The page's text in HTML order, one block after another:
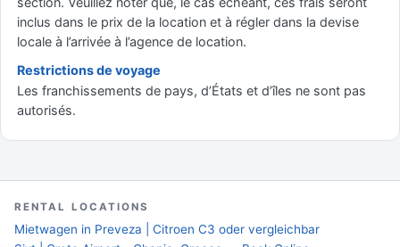
inclus dans le prix de la location et à régler dans la devise
locale à l’arrivée à l’agence de location.
Restrictions de voyage
Les franchissements de pays, d’États et d’îles ne sont pas
autorisés.
RENTAL LOCATIONS
Mietwagen in Preveza | Citroen C3 oder vergleichbar